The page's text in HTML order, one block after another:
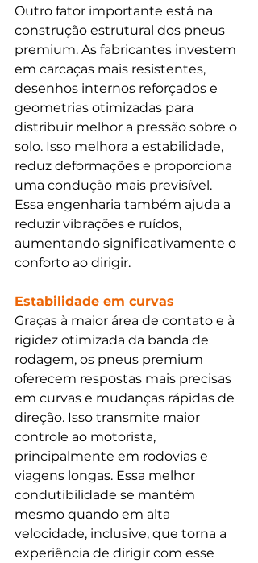
Outro fator importante está na
construção estrutural dos pneus
premium. As fabricantes investem
em carcaças mais resistentes,
desenhos internos reforçados e
geometrias otimizadas para
distribuir melhor a pressão sobre o
solo. Isso melhora a estabilidade,
reduz deformações e proporciona
uma condução mais previsível.
Essa engenharia também ajuda a
reduzir vibrações e ruídos,
aumentando significativamente o
conforto ao dirigir.
Estabilidade em curvas
Graças à maior área de contato e à
rigidez otimizada da banda de
rodagem, os pneus premium
oferecem respostas mais precisas
em curvas e mudanças rápidas de
direção. Isso transmite maior
controle ao motorista,
principalmente em rodovias e
viagens longas. Essa melhor
condutibilidade se mantém
mesmo quando em alta
velocidade, inclusive, que torna a
experiência de dirigir com esse